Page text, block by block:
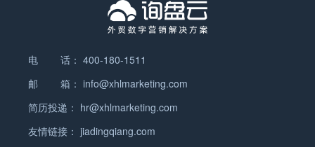
从开始就是正确的，因为没有什么比无需求的产品更
浪费资源和打击士气了。 5.带来更好的决策 与传统
为和观点用户目标或产品使用行为描述等。一个产品
多了说明产品功能过于臃肿，需要简化了。 当你确定
了自己的用户角色，要如何保证广告能更精确地覆盖
到自己的目标用户呢？ 不用担心，询盘云会助你一臂
电 话： 400-180-1511
邮 箱： info@xhlmarketing.com
简历投递： hr@xhlmarketing.com
友情链接： jiadingqiang.com